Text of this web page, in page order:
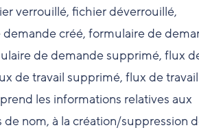
verrouillé, fichier déverrouillé,
créé, formulaire de
de demande supprimé, flux
de travail supprimé, flux de travail
les informations relatives aux
nom, à la création/suppression